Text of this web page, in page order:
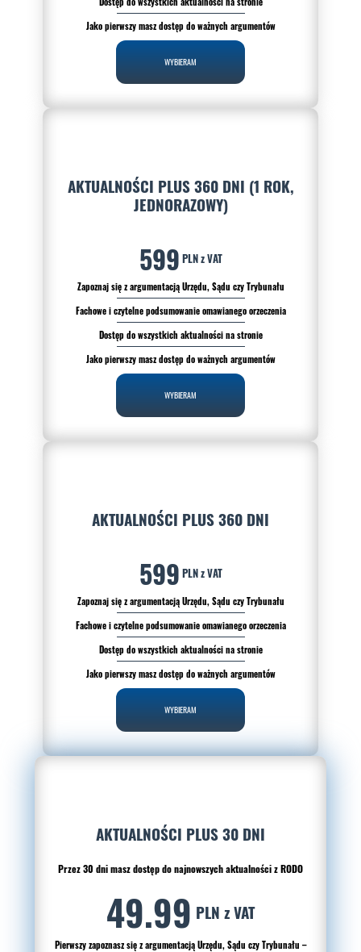
Jako pierwszy masz dostęp do ważnych argumentów
WYBIERAM
AKTUALNOŚCI PLUS 360 DNI (1 ROK,
JEDNORAZOWY)
599 PLN z VAT
Zapoznaj się z argumentacją Urzędu, Sądu czy Trybunału
Fachowe i czytelne podsumowanie omawianego orzeczenia
Dostęp do wszystkich aktualności na stronie
Jako pierwszy masz dostęp do ważnych argumentów
WYBIERAM
AKTUALNOŚCI PLUS 360 DNI
599 PLN z VAT
Zapoznaj się z argumentacją Urzędu, Sądu czy Trybunału
Fachowe i czytelne podsumowanie omawianego orzeczenia
Dostęp do wszystkich aktualności na stronie
Jako pierwszy masz dostęp do ważnych argumentów
WYBIERAM
AKTUALNOŚCI PLUS 30 DNI
Przez 30 dni masz dostęp do najnowszych aktualności z RODO
49.99 PLN z VAT
Pierwszy zapoznasz się z argumentacją Urzędu, Sądu czy Trybunału –